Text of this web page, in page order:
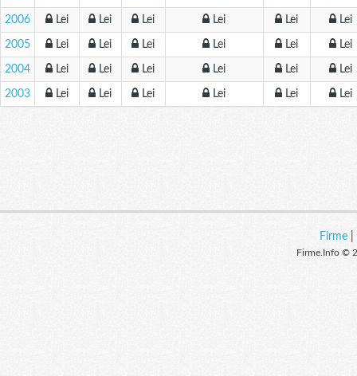
2006 Lei Lei Lei Lei Lei Lei
2005 Lei Lei Lei Lei Lei Lei
2004 Lei Lei Lei Lei Lei Lei
2003 Lei Lei Lei Lei Lei Lei
Firme
Firme.Info ©